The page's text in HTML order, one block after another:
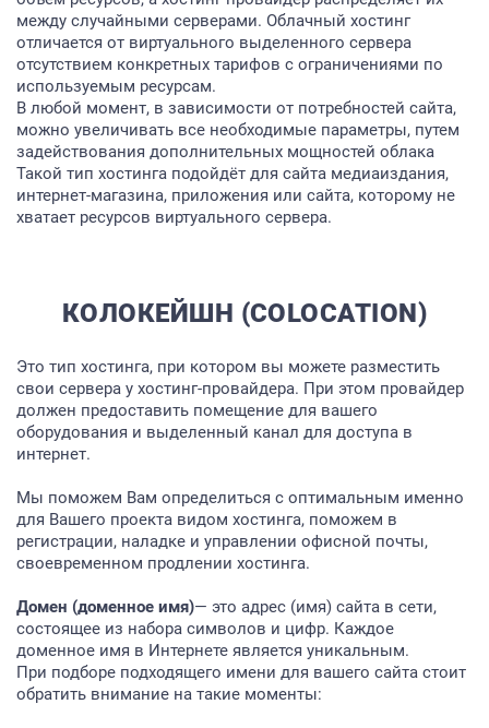
между случайными серверами. Облачный хостинг
отличается от виртуального выделенного сервера
отсутствием конкретных тарифов с ограничениями по
используемым ресурсам.
В любой момент, в зависимости от потребностей сайта,
можно увеличивать все необходимые параметры, путем
задействования дополнительных мощностей облака
Такой тип хостинга подойдёт для сайта медиаиздания,
интернет-магазина, приложения или сайта, которому не
хватает ресурсов виртуального сервера.
КОЛОКЕЙШН (COLOCATION)
Это тип хостинга, при котором вы можете разместить
свои сервера у хостинг-провайдера. При этом провайдер
должен предоставить помещение для вашего
оборудования и выделенный канал для доступа в
интернет.
Мы поможем Вам определиться с оптимальным именно
для Вашего проекта видом хостинга, поможем в
регистрации, наладке и управлении офисной почты,
своевременном продлении хостинга.
Домен (доменное имя)— это адрес (имя) сайта в сети,
состоящее из набора символов и цифр. Каждое
доменное имя в Интернете является уникальным.
При подборе подходящего имени для вашего сайта стоит
обратить внимание на такие моменты:
БРИФЫ
КАРЬЕРА
БЛОГ
КОНТАКТЫ